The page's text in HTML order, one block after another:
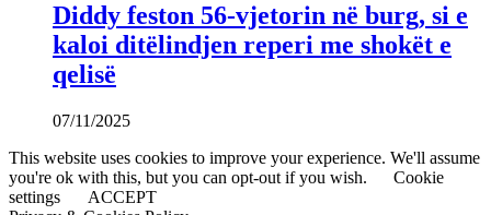
Diddy feston 56-vjetorin në burg, si e
kaloi ditëlindjen reperi me shokët e
qelisë
07/11/2025
This website uses cookies to improve your experience. We'll assume
you're ok with this, but you can opt-out if you wish.
Cookie
settings
ACCEPT